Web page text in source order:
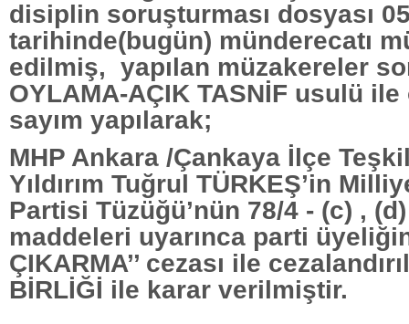
disiplin soruşturması dosyası
tarihinde(bugün) münderecatı
edilmiş, yapılan müzakereler
OYLAMA-AÇIK TASNİF usulü
sayım yapılarak;
MHP Ankara /Çankaya İlçe
Yıldırım Tuğrul TÜRKEŞ’in
Partisi Tüzüğü’nün 78/4 - (c) ,
maddeleri uyarınca parti
ÇIKARMA’’ cezası ile
BİRLİĞİ ile karar verilmiştir.